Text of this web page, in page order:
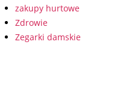
zakupy hurtowe
Zdrowie
Zegarki damskie